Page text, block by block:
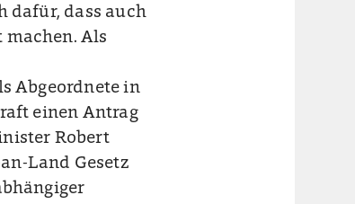
dafür, dass auch
Als
Abgeordnete in
einen Antrag
Robert
Land Gesetz